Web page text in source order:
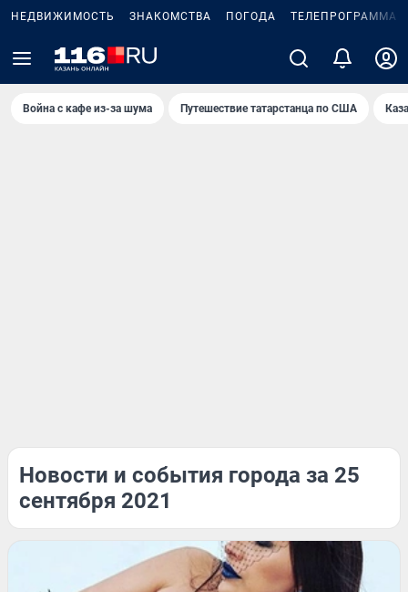
НЕДВИЖИМОСТЬ ЗНАКОМСТВА ПОГОДА ТЕЛЕПРОГРАММА
Война с кафе из-за шума Путешествие татарстанца по США
Новости и события города за 25
сентября 2021